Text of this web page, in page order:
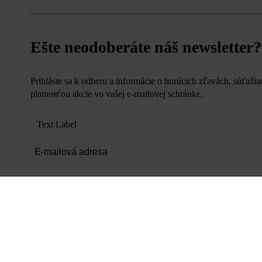
Ešte neodoberáte náš newsletter?
Prihláste sa k odberu a informácie o horúcich zľavách,
platnosťou akcie vo vašej e-mailovej schránke.
Text Label